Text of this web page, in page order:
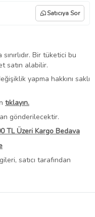
Satıcıya Sor
Bir tüketici bu
satın alabilir.
yapma hakkını saklı
tıklayın.
gönderilecektir.
TL Üzeri Kargo Bedava
satıcı tarafından